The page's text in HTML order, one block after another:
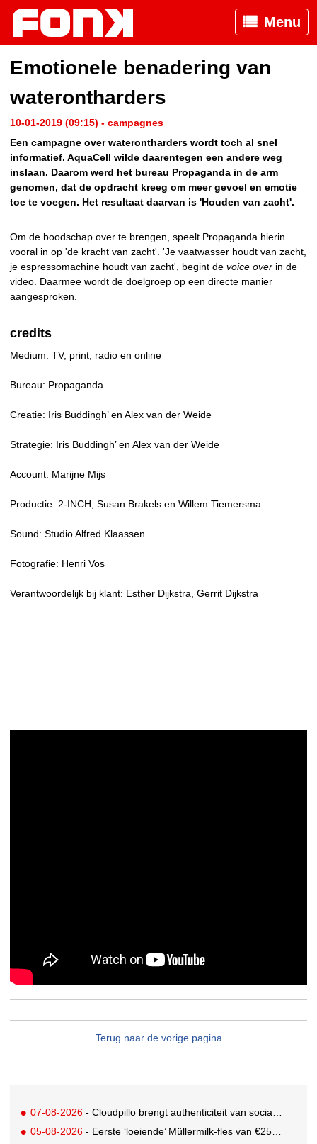
Menu
Emotionele benadering van
waterontharders
10-01-2019 (09:15) - campagnes
Een campagne over waterontharders wordt toch al snel
informatief. AquaCell wilde daarentegen een andere weg
inslaan. Daarom werd het bureau Propaganda in de arm
genomen, dat de opdracht kreeg om meer gevoel en emotie
toe te voegen. Het resultaat daarvan is 'Houden van zacht'.
Om de boodschap over te brengen, speelt Propaganda hierin
vooral in op 'de kracht van zacht'. 'Je vaatwasser houdt van zacht,
je espressomachine houdt van zacht', begint de voice over in de
video. Daarmee wordt de doelgroep op een directe manier
aangesproken.
credits
Medium: TV, print, radio en online
Bureau: Propaganda
Creatie: Iris Buddingh’ en Alex van der Weide
Strategie: Iris Buddingh’ en Alex van der Weide
Account: Marijne Mijs
Productie: 2-INCH; Susan Brakels en Willem Tiemersma
Sound: Studio Alfred Klaassen
Fotografie: Henri Vos
Verantwoordelijk bij klant: Esther Dijkstra, Gerrit Dijkstra
Terug naar de vorige pagina
07-08-2026 - Cloudpillo brengt authenticiteit van social naar tv
05-08-2026 - Eerste ‘loeiende’ Müllermilk-fles van €25.000,- gevonden